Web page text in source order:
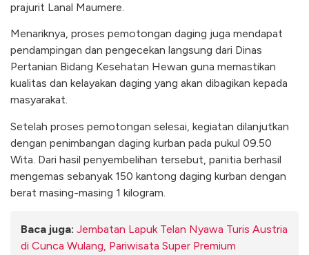
prajurit Lanal Maumere.
Menariknya, proses pemotongan daging juga mendapat
pendampingan dan pengecekan langsung dari Dinas
Pertanian Bidang Kesehatan Hewan guna memastikan
kualitas dan kelayakan daging yang akan dibagikan kepada
masyarakat.
Setelah proses pemotongan selesai, kegiatan dilanjutkan
dengan penimbangan daging kurban pada pukul 09.50
Wita. Dari hasil penyembelihan tersebut, panitia berhasil
mengemas sebanyak 150 kantong daging kurban dengan
berat masing-masing 1 kilogram.
Baca juga: Jembatan Lapuk Telan Nyawa Turis Austria
di Cunca Wulang, Pariwisata Super Premium